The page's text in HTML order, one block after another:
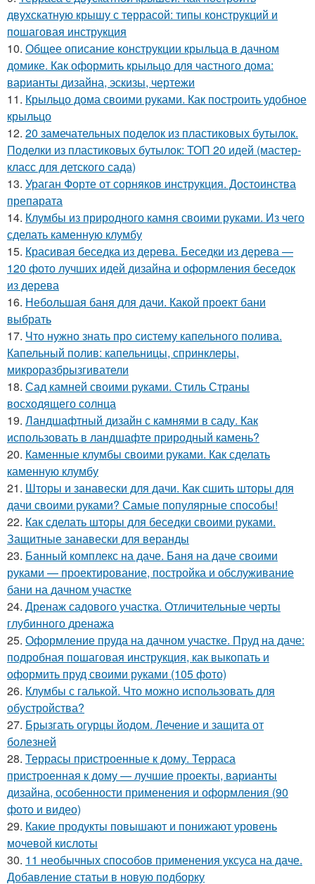
двухскатную крышу с террасой: типы конструкций и
пошаговая инструкция
10. Общее описание конструкции крыльца в дачном
домике. Как оформить крыльцо для частного дома:
варианты дизайна, эскизы, чертежи
11. Крыльцо дома своими руками. Как построить удобное
крыльцо
12. 20 замечательных поделок из пластиковых бутылок.
Поделки из пластиковых бутылок: ТОП 20 идей (мастер-
класс для детского сада)
13. Ураган Форте от сорняков инструкция. Достоинства
препарата
14. Клумбы из природного камня своими руками. Из чего
сделать каменную клумбу
15. Красивая беседка из дерева. Беседки из дерева —
120 фото лучших идей дизайна и оформления беседок
из дерева
16. Небольшая баня для дачи. Какой проект бани
выбрать
17. Что нужно знать про систему капельного полива.
Капельный полив: капельницы, спринклеры,
микроразбрызгиватели
18. Сад камней своими руками. Стиль Страны
восходящего солнца
19. Ландшафтный дизайн с камнями в саду. Как
использовать в ландшафте природный камень?
20. Каменные клумбы своими руками. Как сделать
каменную клумбу
21. Шторы и занавески для дачи. Как сшить шторы для
дачи своими руками? Самые популярные способы!
22. Как сделать шторы для беседки своими руками.
Защитные занавески для веранды
23. Банный комплекс на даче. Баня на даче своими
руками — проектирование, постройка и обслуживание
бани на дачном участке
24. Дренаж садового участка. Отличительные черты
глубинного дренажа
25. Оформление пруда на дачном участке. Пруд на даче:
подробная пошаговая инструкция, как выкопать и
оформить пруд своими руками (105 фото)
26. Клумбы с галькой. Что можно использовать для
обустройства?
27. Брызгать огурцы йодом. Лечение и защита от
болезней
28. Террасы пристроенные к дому. Терраса
пристроенная к дому — лучшие проекты, варианты
дизайна, особенности применения и оформления (90
фото и видео)
29. Какие продукты повышают и понижают уровень
мочевой кислоты
30. 11 необычных способов применения уксуса на даче.
Добавление статьи в новую подборку